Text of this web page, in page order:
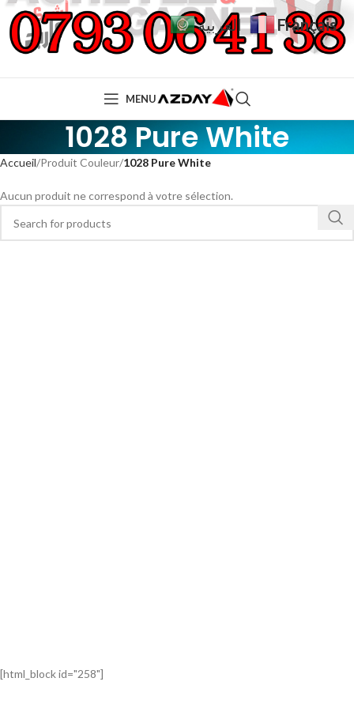
MENU
1028 Pure White
Accueil Produit Couleur 1028 Pure White
Aucun produit ne correspond à votre sélection.
[html_block id="258"]
العربية Français